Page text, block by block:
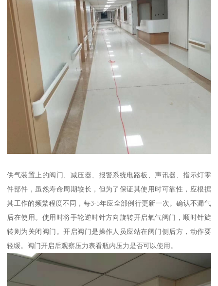
供气装置上的阀门、减压器、报警系统电路板、声讯器、指示灯零
件部件，虽然寿命周期较长，但为了保证其使用时可靠性，应根据
其工作的频繁程度不同，每3-5年应全部例行更新一次。确认不漏气
后在使用。使用时将手轮逆时针方向旋转开启氧气阀门，顺时针旋
转则为关闭阀门。开启阀门是操作人员应站在阀门侧后方，动作要
轻缓。阀门开启后观察压力表看瓶内压力是否可以使用。